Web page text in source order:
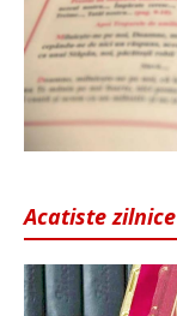
Acatiste zilnice